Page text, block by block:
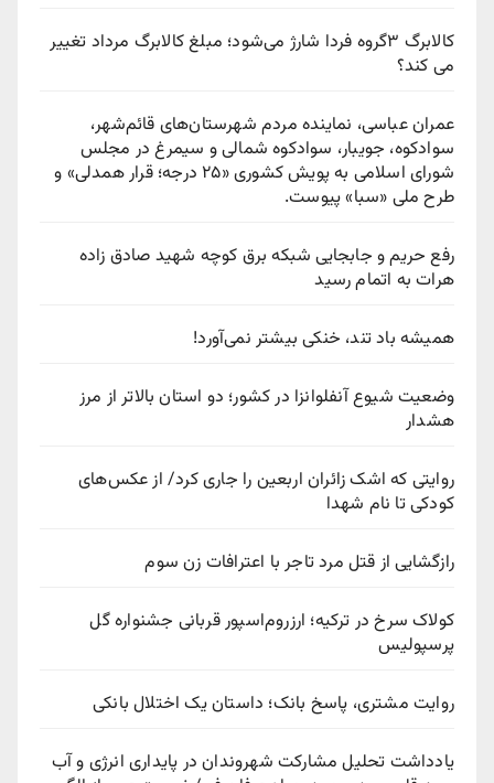
کالابرگ ۳گروه فردا شارژ می‌شود؛ مبلغ کالابرگ مرداد تغییر
می کند؟
عمران عباسی، نماینده مردم شهرستان‌های قائم‌شهر،
سوادكوه، جویبار، سوادكوه شمالی و سیمرغ در مجلس
شورای اسلامی به پویش كشوری «۲۵ درجه؛ قرار همدلی» و
طرح ملی «سبا» پیوست.
رفع حریم و جابجایی شبکه برق کوچه شهید صادق زاده
هرات به اتمام رسید
همیشه باد تند، خنکی بیشتر نمی‌آورد!
وضعیت شیوع آنفلوانزا در کشور؛ دو استان بالاتر از مرز
هشدار
روایتی که اشک زائران اربعین را جاری کرد/ از عکس‌های
کودکی تا نام شهدا
رازگشایی از قتل مرد تاجر با اعترافات زن سوم
کولاک سرخ در ترکیه؛ ارزروم‌اسپور قربانی جشنواره گل
پرسپولیس
روایت مشتری، پاسخ بانک؛ داستان یک اختلال بانکی
یادداشت تحلیل مشارکت شهروندان در پایداری انرژی و آب